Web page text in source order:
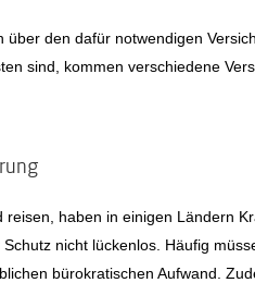
über den dafür notwendigen
sind, kommen verschiedene
reisen, haben in einigen Ländern
nicht lückenlos. Häufig
bürokratischen Aufwand.